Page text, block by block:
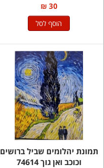
30 ₪
הוסף לסל
תמונת יהלומים שביל ברושים
וכוכב ואן גוך 74614